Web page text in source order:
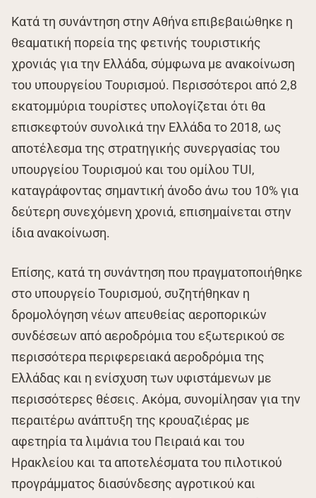
Κατά τη συνάντηση στην Αθήνα επιβεβαιώθηκε η
θεαματική πορεία της φετινής τουριστικής
χρονιάς για την Ελλάδα, σύμφωνα με ανακοίνωση
του υπουργείου Τουρισμού. Περισσότεροι από 2,8
εκατομμύρια τουρίστες υπολογίζεται ότι θα
επισκεφτούν συνολικά την Ελλάδα το 2018, ως
αποτέλεσμα της στρατηγικής συνεργασίας του
υπουργείου Τουρισμού και του ομίλου TUI,
καταγράφοντας σημαντική άνοδο άνω του 10% για
δεύτερη συνεχόμενη χρονιά, επισημαίνεται στην
ίδια ανακοίνωση.
Επίσης, κατά τη συνάντηση που πραγματοποιήθηκε
στο υπουργείο Τουρισμού, συζητήθηκαν η
δρομολόγηση νέων απευθείας αεροπορικών
συνδέσεων από αεροδρόμια του εξωτερικού σε
περισσότερα περιφερειακά αεροδρόμια της
Ελλάδας και η ενίσχυση των υφιστάμενων με
περισσότερες θέσεις. Ακόμα, συνομίλησαν για την
περαιτέρω ανάπτυξη της κρουαζιέρας με
αφετηρία τα λιμάνια του Πειραιά και του
Ηρακλείου και τα αποτελέσματα του πιλοτικού
προγράμματος διασύνδεσης αγροτικού και